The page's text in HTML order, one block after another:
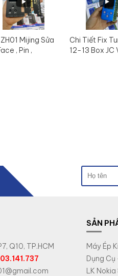
Mijing Sửa
, Pin ,
Chi Tiết Fix
12-13 Box JC
Q10, TP.HCM
SẢN
Máy Ép
Dụng
LK